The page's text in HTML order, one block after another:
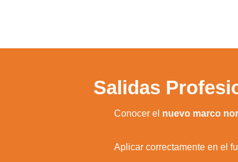
Salidas
Conocer el nuevo marco
Aplicar correctamente en el